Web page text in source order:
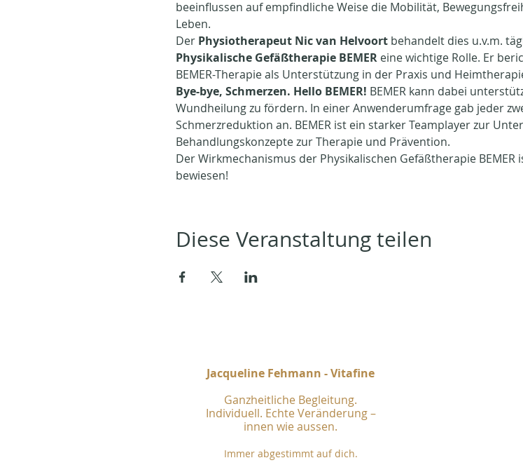
beeinflussen auf empfindliche Weise die Mobilität,
Leben.
Der Physiotherapeut Nic van Helvoort behandelt dies u.v.m.
Physikalische Gefäßtherapie BEMER eine wichtige Rolle. Er
BEMER-Therapie als Unterstützung in der Praxis und
Bye-bye, Schmerzen. Hello BEMER! BEMER kann dabei
Wundheilung zu fördern. In einer Anwenderumfrage gab jeder
Schmerzreduktion an. BEMER ist ein starker Teamplayer zur
Behandlungskonzepte zur Therapie und Prävention.
Der Wirkmechanismus der Physikalischen Gefäßtherapie
bewiesen!
Diese Veranstaltung teilen
Jacqueline Fehmann - Vitafine
Ganzheitliche Begleitung.
Individuell. Echte Veränderung –
innen wie aussen.
Immer abgestimmt auf dich.